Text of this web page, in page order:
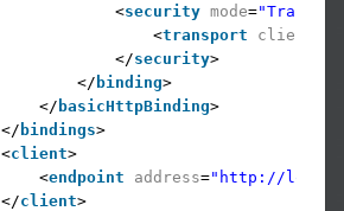
<security mode=
<transport
</security>
</ binding>
</ basicHttpBinding>
</ bindings>
<client>
<endpoint address="http://
</client>